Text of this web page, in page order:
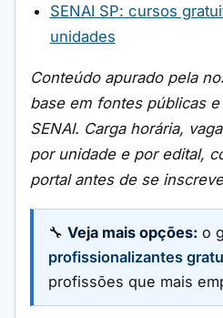
SENAI SP: cursos
unidades
Conteúdo apurado pela
base em fontes públicas
SENAI. Carga horária,
por unidade e por edital,
portal antes de se
🔧 Veja mais opções: o
profissionalizantes
profissões que mais